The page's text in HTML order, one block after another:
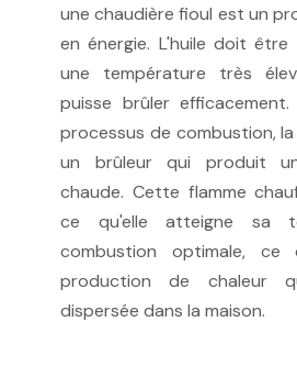
une chaudière fioul est un
en énergie. L'huile doit être
une température très
puisse brûler
processus de combustion,
un brûleur qui produit
chaude. Cette flamme
ce qu'elle atteigne sa
combustion optimale, ce
production de chaleur
dispersée dans la maison.